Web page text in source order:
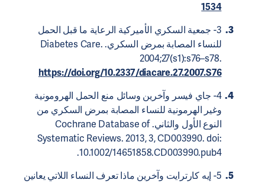
1534
3- جمعية السكري الأميركية الرعاية ما قبل الحمل
للنساء المصابة بمرض السكري. Diabetes Care.
2004;27(s1):s76–s78.
https://doi.org/10.2337/diacare.27.2007.S76
4- جاي فيسر وآخرين وسائل منع الحمل الهرومونية
وغير الهرمونية للنساء المصابة بمرض السكري من
النوع الأول والثاني. Cochrane Database of
Systematic Reviews. 2013, 3, CD003990. doi:
10.1002/14651858.CD003990.pub4.
5- إيه كارترايت وآخرين ماذا تعرف النساء اللاتي يعانين